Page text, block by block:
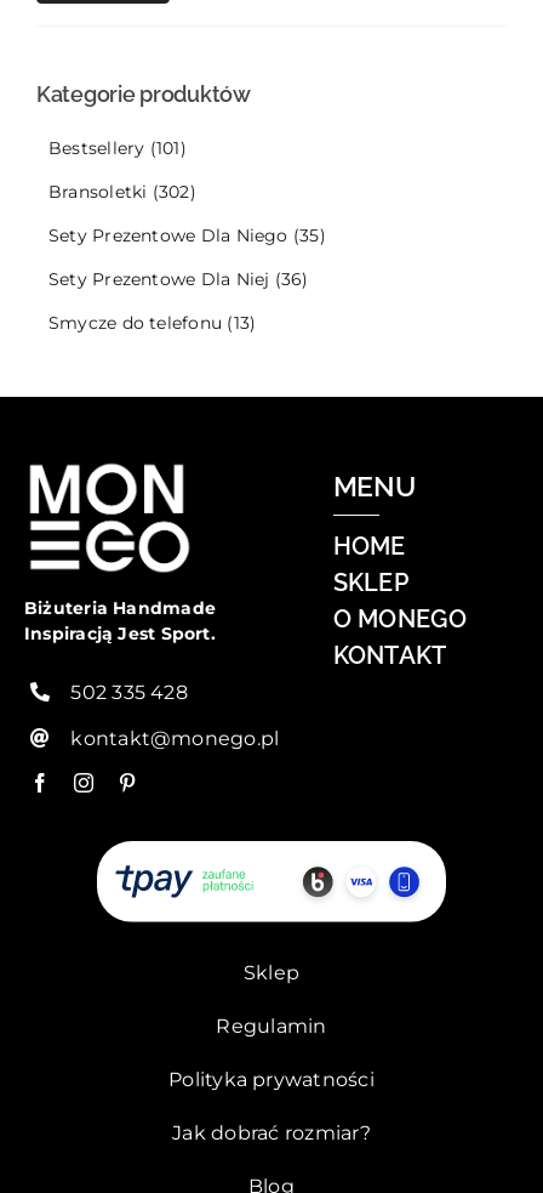
Kategorie produktów
Bestsellery (101)
Bransoletki (302)
Sety Prezentowe Dla Niego (35)
Sety Prezentowe Dla Niej (36)
Smycze do telefonu (13)
Biżuteria Handmade
Inspiracją Jest Sport.
502 335 428
kontakt@monego.pl
MENU
HOME
SKLEP
O MONEGO
KONTAKT
Sklep
Regulamin
Polityka prywatności
Jak dobrać rozmiar?
Blog